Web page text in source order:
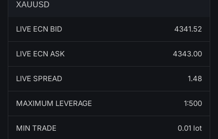
XAUUSD
LIVE ECN BID 4341.52
LIVE ECN ASK 4343.00
LIVE SPREAD 1.48
MAXIMUM LEVERAGE 1:500
MIN TRADE 0.01 lot